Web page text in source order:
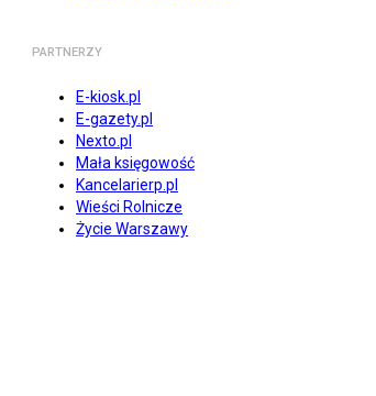
PARTNERZY
E-kiosk.pl
E-gazety.pl
Nexto.pl
Mała księgowość
Kancelarierp.pl
Wieści Rolnicze
Życie Warszawy